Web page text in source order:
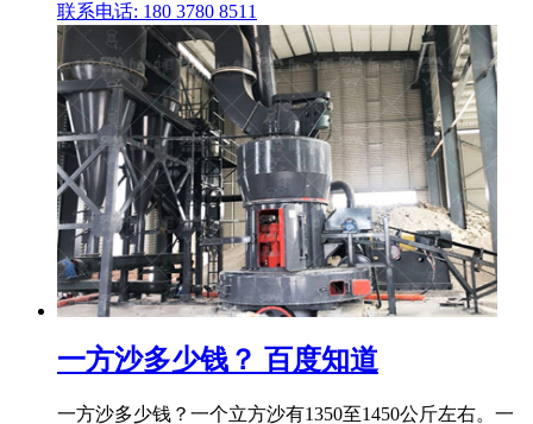
联系电话: 180 3780 8511
一方沙多少钱？ 百度知道
一方沙多少钱？一个立方沙有1350至1450公斤左右。一